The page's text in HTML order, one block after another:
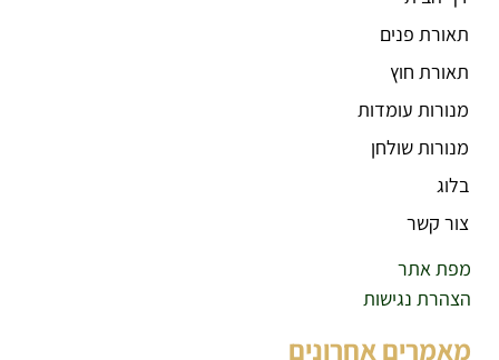
תאורת פנים
תאורת חוץ
מנורות עומדות
מנורות שולחן
בלוג
צור קשר
מפת אתר
הצהרת נגישות
מאמרים אחרונים